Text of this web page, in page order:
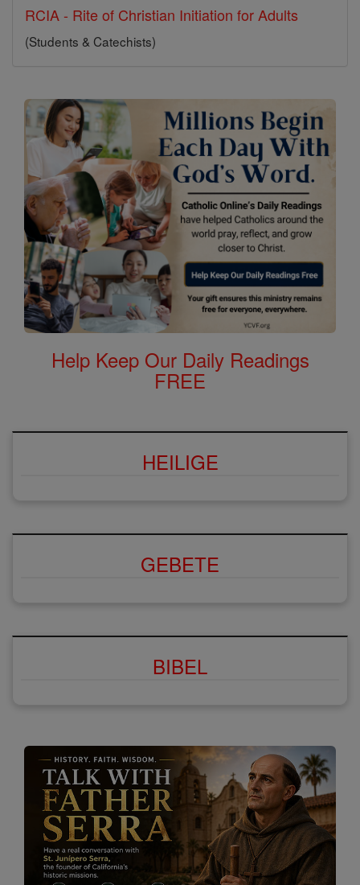
RCIA - Rite of Christian Initiation for Adults
(Students & Catechists)
Help Keep Our Daily Readings
FREE
HEILIGE
GEBETE
BIBEL